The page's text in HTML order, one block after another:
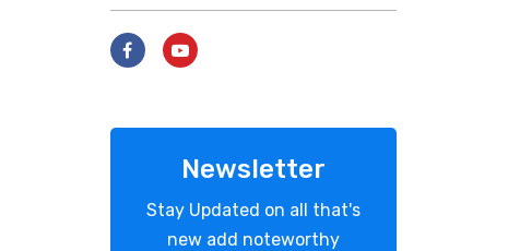
Newsletter
Stay Updated on all that's
new add noteworthy